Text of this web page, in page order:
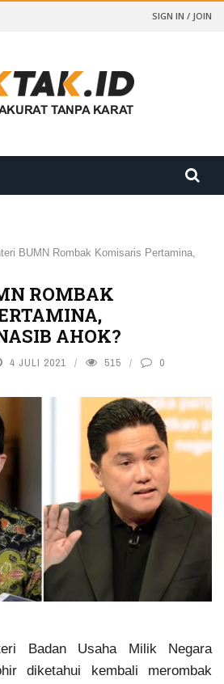
SIGN IN / JOIN
BUMN Rombak Komisaris Pertamina,
ROMBAK
AHOK?
4 JULI 2021 515 0
Badan Usaha Milik Negara
diketahui kembali merombak